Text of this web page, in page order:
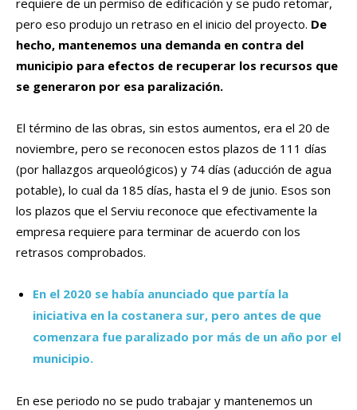
requiere de un permiso de edificación y se pudo retomar,
pero eso produjo un retraso en el inicio del proyecto. De
hecho, mantenemos una demanda en contra del
municipio para efectos de recuperar los recursos que
se generaron por esa paralización.
El término de las obras, sin estos aumentos, era el 20 de
noviembre, pero se reconocen estos plazos de 111 días
(por hallazgos arqueológicos) y 74 días (aducción de agua
potable), lo cual da 185 días, hasta el 9 de junio. Esos son
los plazos que el Serviu reconoce que efectivamente la
empresa requiere para terminar de acuerdo con los
retrasos comprobados.
En el 2020 se había anunciado que partía la
iniciativa en la costanera sur, pero antes de que
comenzara fue paralizado por más de un año por el
municipio.
En ese periodo no se pudo trabajar y mantenemos un